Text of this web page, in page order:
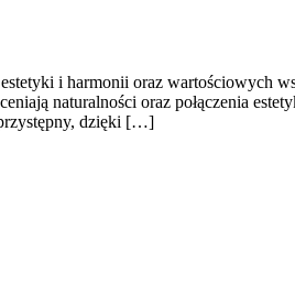
i harmonii oraz wartościowych
naturalności oraz połączenia
dzięki […]